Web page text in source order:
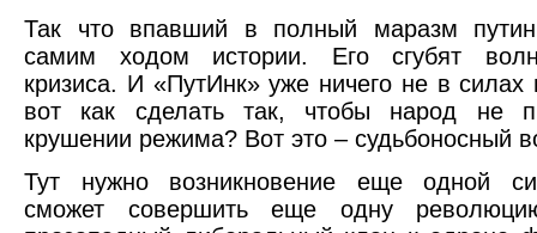
Так что впавший в полный маразм
самим ходом истории. Его сгубят
кризиса. И «ПутИнк» уже ничего не в силах
вот как сделать так, чтобы народ не
крушении режима? Вот это – судьбоносный
Тут нужно возникновение еще одной
сможет совершить еще одну